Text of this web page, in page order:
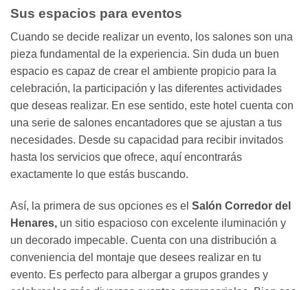
Sus espacios para eventos
Cuando se decide realizar un evento, los salones son una
pieza fundamental de la experiencia. Sin duda un buen
espacio es capaz de crear el ambiente propicio para la
celebración, la participación y las diferentes actividades
que deseas realizar. En ese sentido, este hotel cuenta con
una serie de salones encantadores que se ajustan a tus
necesidades. Desde su capacidad para recibir invitados
hasta los servicios que ofrece, aquí encontrarás
exactamente lo que estás buscando.
Así, la primera de sus opciones es el Salón Corredor del
Henares, un sitio espacioso con excelente iluminación y
un decorado impecable. Cuenta con una distribución a
conveniencia del montaje que desees realizar en tu
evento. Es perfecto para albergar a grupos grandes y